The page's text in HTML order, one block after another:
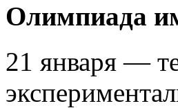
Олимпиада
21 января —